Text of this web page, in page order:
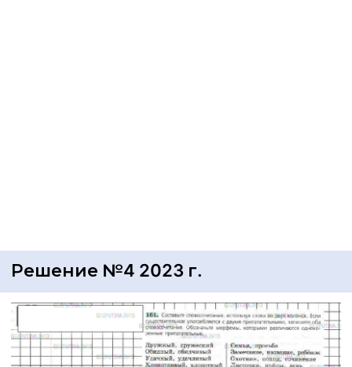
Решение №4 2023 г.